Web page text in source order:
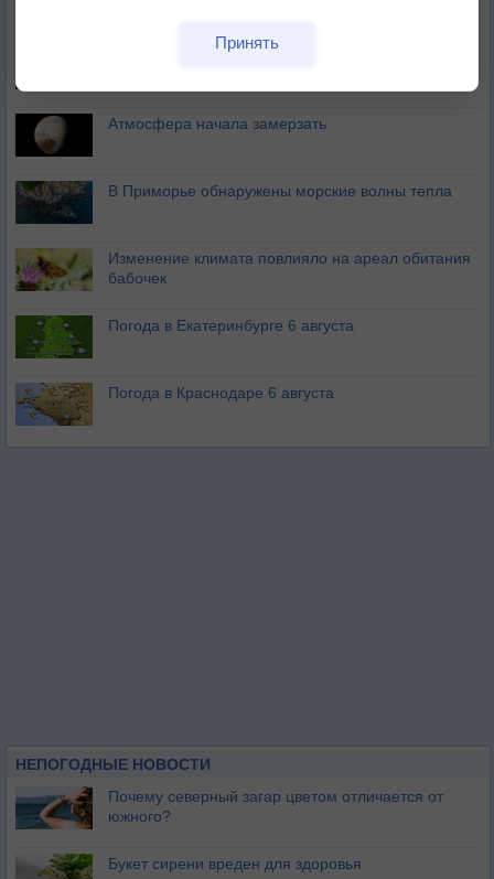
Приложение построит маршрут через тень
Атмосфера начала замерзать
В Приморье обнаружены морские волны тепла
Изменение климата повлияло на ареал обитания
бабочек
Погода в Екатеринбурге 6 августа
Погода в Краснодаре 6 августа
НЕПОГОДНЫЕ НОВОСТИ
Почему северный загар цветом отличается от
южного?
Букет сирени вреден для здоровья
Принять